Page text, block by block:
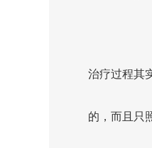
治疗过程其
的，而且只